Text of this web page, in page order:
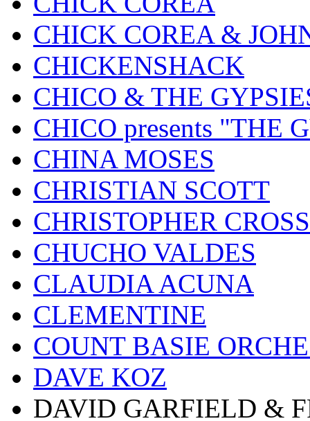
CHICK COREA &
CHICKENSHACK
CHICO & THE
CHICO presents "THE
CHINA MOSES
CHRISTIAN SCOTT
CHRISTOPHER CROSS
CHUCHO VALDES
CLAUDIA ACUNA
CLEMENTINE
COUNT BASIE
DAVE KOZ
DAVID GARFIELD &